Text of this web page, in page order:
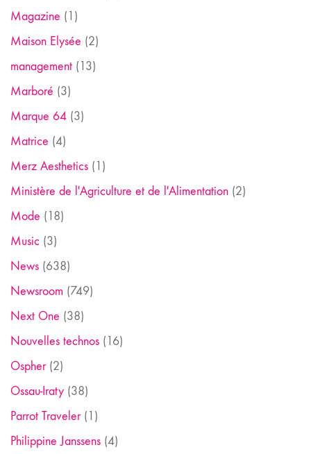
Magazine (1)
Maison Elysée (2)
management (13)
Marboré (3)
Marque 64 (3)
Matrice (4)
Merz Aesthetics (1)
Ministère de l'Agriculture et de l'Alimentation (2)
Mode (18)
Music (3)
News (638)
Newsroom (749)
Next One (38)
Nouvelles technos (16)
Ospher(2)
Ossau-Iraty (38)
Parrot Traveler(1)
Philippine Janssens (4)